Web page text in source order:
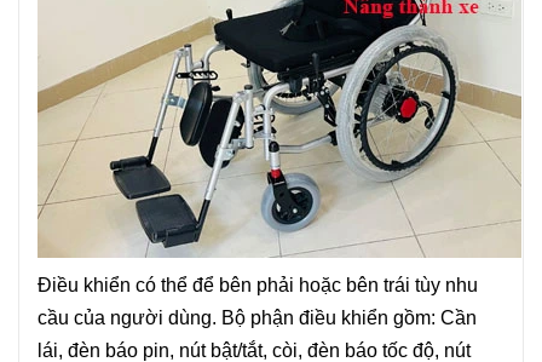
Điều khiển có thể để bên phải hoặc bên trái tùy nhu
cầu của người dùng. Bộ phận điều khiển gồm: Cần
lái, đèn báo pin, nút bật/tắt, còi, đèn báo tốc độ, nút